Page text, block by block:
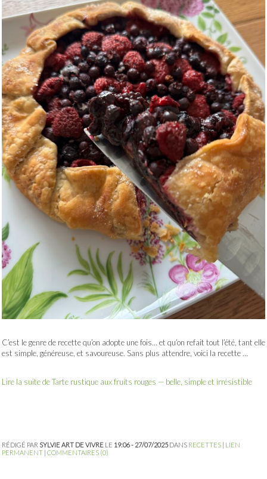
C’est le genre de recette qu’on adopte une fois… et qu’on refait tout l’été, tant elle
est simple, généreuse, et savoureuse. Sans plus attendre, voici la recette …
Lire la suite de Tarte rustique aux fruits rouges — belle, simple et irrésistible
RÉDIGÉ PAR SYLVIE ART DE VIVRE LE 19:06 - 27/07/2025DANS RECETTES | LIEN
PERMANENT | COMMENTAIRES (0)